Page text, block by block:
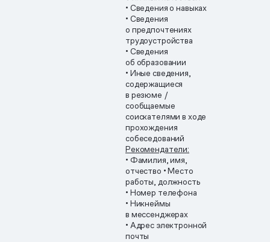
• Сведения о навыках
• Сведения
о предпочтениях
трудоустройства
• Сведения
об образовании
• Иные сведения,
содержащиеся
в резюме /
сообщаемые
соискателями в ходе
прохождения
собеседований
Рекомендатели:
• Фамилия, имя,
отчество • Место
работы, должность
• Номер телефона
• Никнеймы
в мессенджерах
• Адрес электронной
почты